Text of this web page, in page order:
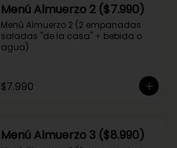
Menú Almuerzo 2 ($7.990)
Menú Almuerzo 2 (2 empanadas
saladas "de la casa" + bebida o
agua)
$7.990
Menú Almuerzo 3 ($8.990)